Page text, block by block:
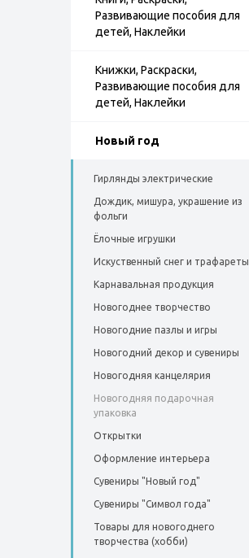
Развивающие пособия для
детей, Наклейки
Книжки, Раскраски,
Развивающие пособия для
детей, Наклейки
Новый год
Гирлянды электрические
Дождик, мишура, украшение из
фольги
Ёлочные игрушки
Искуственный снег и трафареты
Карнавальная продукция
Новогоднее творчество
Новогодние пазлы и игры
Новогодний декор и сувениры
Новогодняя канцелярия
Новогодняя подарочная
упаковка
Открытки
Оформление интерьера
Сувениры "Новый год"
Сувениры "Символ года"
Товары для новогоднего
творчества (хобби)